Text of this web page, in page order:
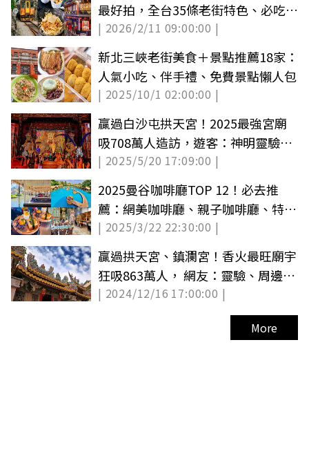
最好拍，全台35條老街特色、必吃美
食
| 2026/2/11 09:00:00 |
新北三峽老街美食＋景點推薦18家：
人氣小吃、伴手禮、免費景點懶人包
| 2025/10/1 02:00:00 |
贏過白沙屯拱天宮！2025最強宮廟
吸708萬人造訪，遊客：神明靈驗、
建築宏偉
| 2025/5/20 17:09:00 |
2025曼谷咖啡廳TOP 12！必去推
薦：網美咖啡廳、親子咖啡廳、特色
咖啡廳
| 2025/3/22 22:30:00 |
贏過拱天宮、鎮瀾宮！香火最旺廟宇
狂吸863萬人， 網友：靈驗、周邊美
食多
| 2024/12/16 17:00:00 |
More